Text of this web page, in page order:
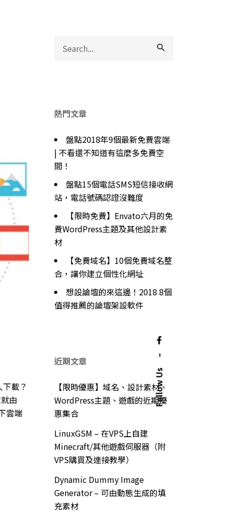
Follow Us
–
載？
由
雲端
for
熱門文章
盤點2018年9個最新免費雲端
| 不看還不知道有這麼多免費空
間！
盤點15個電話SMS短信接收網
站，電話號碼認證沒難度
【限時免費】Envato六月的免
費WordPress主題及其他設計素
材
【免費域名】10個免費域名整
合，讓你建立個性化網址
想設論壇的來這邊！2018 8個
值得推薦的論壇架設軟件
近期文章
【限時優惠】域名、設計素材、
WordPress主題、遊戲的近期優
惠集合
LinuxGSM – 在VPS上自建
Minecraft/其他遊戲伺服器（附
VPS購買及連接教學）
Dynamic Dummy Image
Generator – 可由動態生成的填
充素材